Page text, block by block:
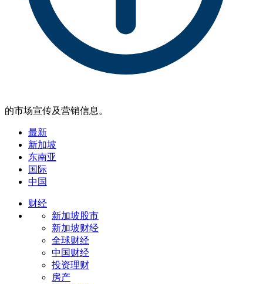
的市场宣传及营销信息。
最新
新加坡
东南亚
国际
中国
财经
新加坡股市
新加坡财经
全球财经
中国财经
投资理财
房产